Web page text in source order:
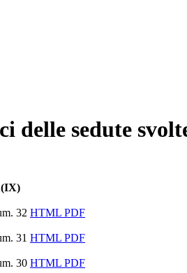
delle sedute
(IX)
32 HTML PDF
31 HTML PDF
30 HTML PDF